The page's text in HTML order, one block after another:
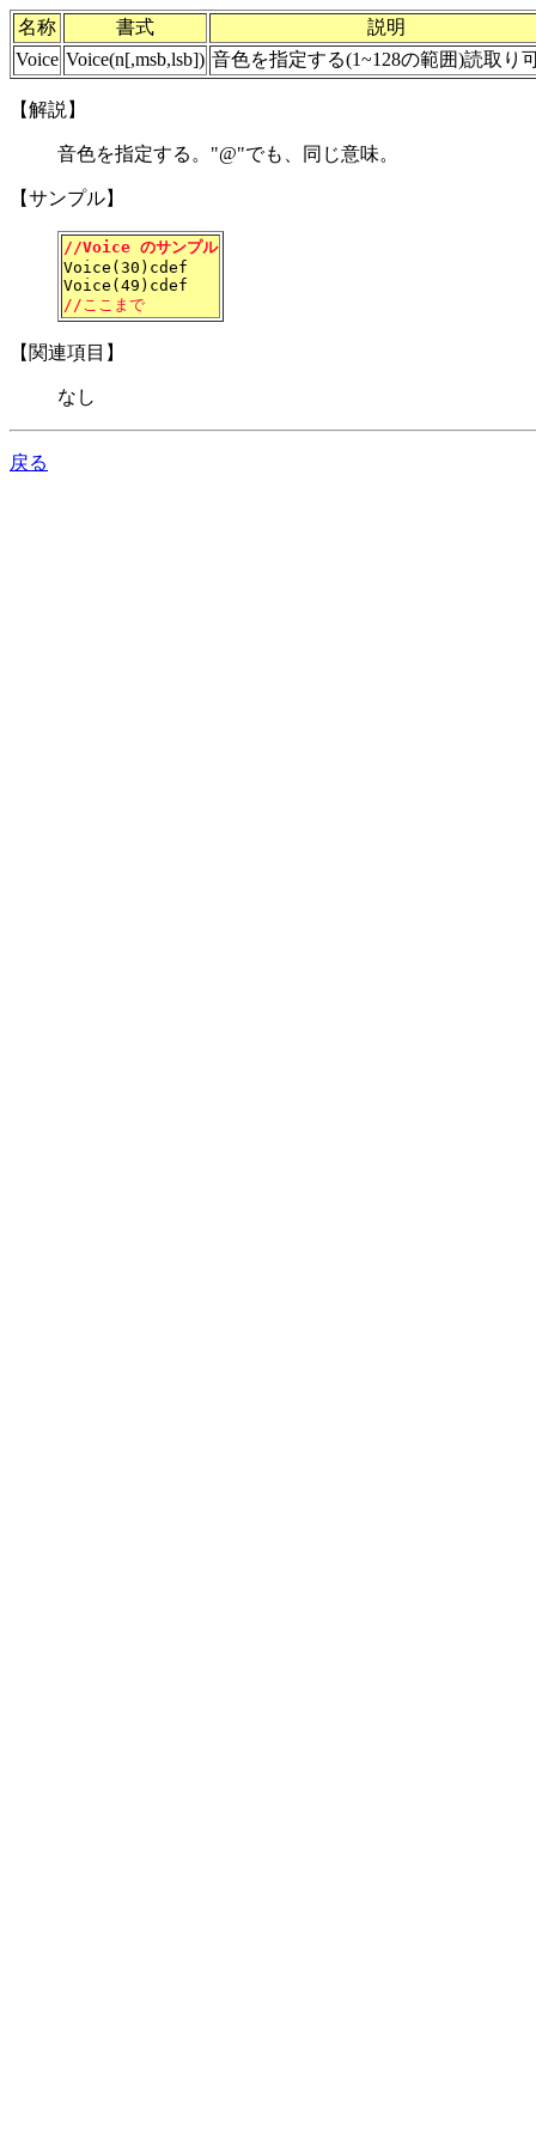
名称 書式
説明
Voice Voice(n[,msb,lsb]) 音色を指定する(1~128の範囲)読取り
【解説】
音色を指定する。"@"でも、同じ意味。
【サンプル】
//Voice のサンプル
Voice(30)cdef
Voice(49)cdef
//ここまで
【関連項目】
なし
戻る